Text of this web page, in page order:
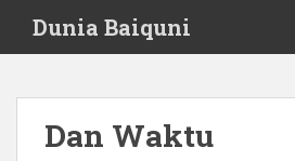
i
Dunia Baiquni
Dan Waktu